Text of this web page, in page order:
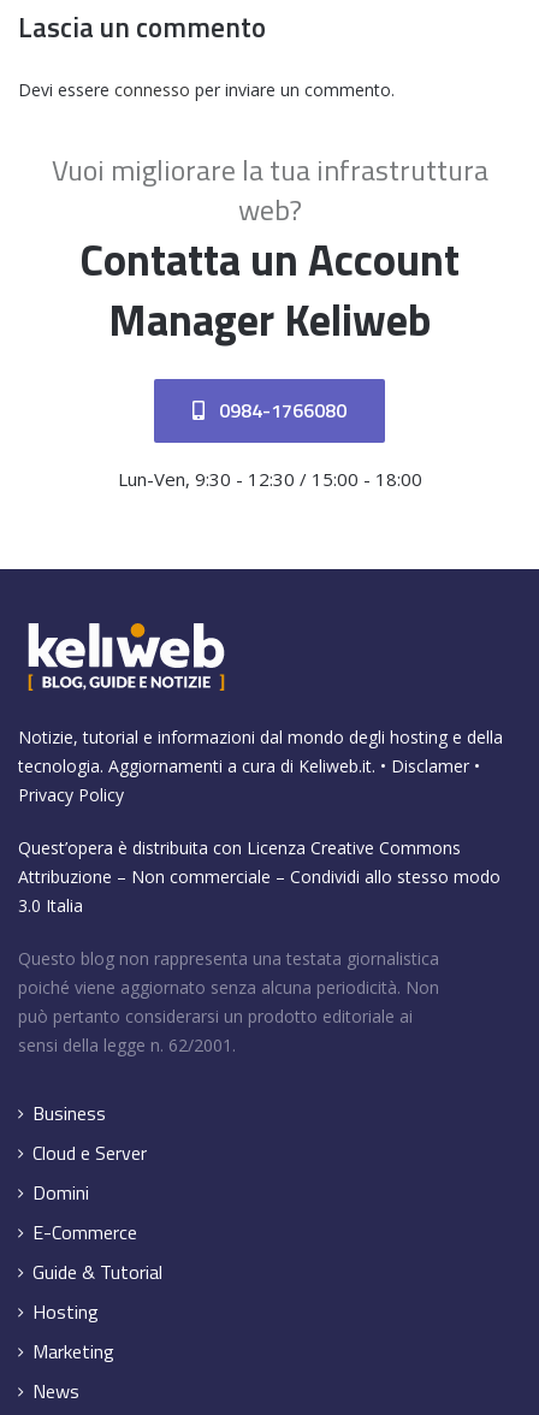
Lascia un commento
Devi essere connesso per inviare un commento.
Vuoi migliorare la tua infrastruttura
web?
Contatta un Account
Manager Keliweb
0984-1766080
Lun-Ven, 9:30 - 12:30 / 15:00 - 18:00
Notizie, tutorial e informazioni dal mondo degli hosting e della
tecnologia. Aggiornamenti a cura di Keliweb.it. • Disclamer •
Privacy Policy
Quest’opera è distribuita con Licenza Creative Commons
Attribuzione – Non commerciale – Condividi allo stesso modo
3.0 Italia
Questo blog non rappresenta una testata giornalistica
poiché viene aggiornato senza alcuna periodicità. Non
può pertanto considerarsi un prodotto editoriale ai
sensi della legge n. 62/2001.
Business
Cloud e Server
Domini
E-Commerce
Guide & Tutorial
Hosting
Marketing
News